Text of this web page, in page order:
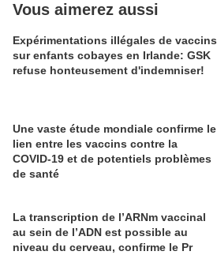
Vous aimerez aussi
Expérimentations illégales de vaccins
sur enfants cobayes en Irlande: GSK
refuse honteusement d'indemniser!
Une vaste étude mondiale confirme le
lien entre les vaccins contre la
COVID-19 et de potentiels problèmes
de santé
La transcription de l’ARNm vaccinal
au sein de l’ADN est possible au
niveau du cerveau, confirme le Pr